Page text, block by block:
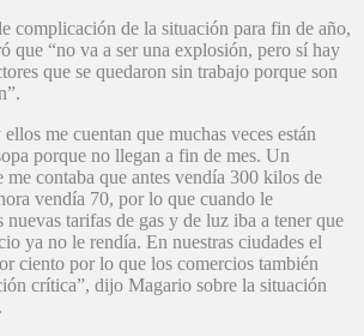
complicación de la situación para fin de año,
que “no va a ser una explosión, pero sí hay
que se quedaron sin trabajo porque son
me cuentan que muchas veces están
porque no llegan a fin de mes. Un
me contaba que antes vendía 300 kilos de
vendía 70, por lo que cuando le
nuevas tarifas de gas y de luz iba a tener que
ya no le rendía. En nuestras ciudades el
ciento por lo que los comercios también
crítica”, dijo Magario sobre la situación